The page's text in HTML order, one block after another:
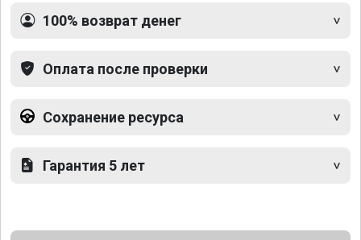
100% возврат денег
Оплата после проверки
Сохранение ресурса
Гарантия 5 лет